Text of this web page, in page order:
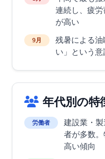
連続し、疲
が高い
9月
残暑による
い」という意
年代別の特
労働者
建設業・
者が多数
高い傾向